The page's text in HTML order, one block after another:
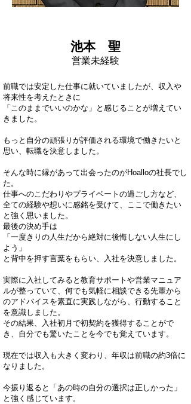
池本 聖
営業未経験
前職では安定した仕事に就いていましたが、収入や
将来性を考えたときに
「このままでいいのかな」と感じることが増えてい
きました。
もっと自分の頑張りが評価される環境で働きたいと
思い、転職を決意しました。
そんな時に縁があって出会ったのがHoalloの社長でし
た。
仕事へのこだわりやプライベートの過ごし方など、
全ての経験や想いに感銘を受けて、ここで働きたい
と強く思いました。
最後の決め手は
「一度きりの人生だから絶対に後悔しない人生にし
よう」
と背中を押す言葉をもらい、入社を決意しました。
実際に入社してみると教育サポートや営業マニュア
ルが整っていて、何でも気軽に相談できる先輩から
のアドバイスを素直に実践しながら、行動すること
を意識しました。
その結果、入社初月で初契約を獲得することがで
き、自分でも驚いたことを今でも覚えています。
現在では収入も大きく変わり、年収は前職の約3倍に
なりました。
今振り返ると「あの時の自分の選択は正しかった」
と強く感じています。